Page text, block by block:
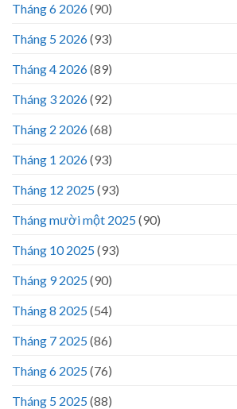
Tháng 6 2026(90)
Tháng 5 2026(93)
Tháng 4 2026(89)
Tháng 3 2026(92)
Tháng 2 2026(68)
Tháng 1 2026(93)
Tháng 12 2025(93)
Tháng mười một 2025(90)
Tháng 10 2025(93)
Tháng 9 2025(90)
Tháng 8 2025(54)
Tháng 7 2025(86)
Tháng 6 2025(76)
Tháng 5 2025(88)